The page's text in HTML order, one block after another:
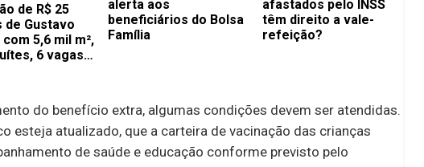
de R$ 25
de Gustavo
5,6 mil m²,
6 vagas
alerta aos
beneficiários do Bolsa
Família
afastados pelo INSS
têm direito a vale-
refeição?
do benefício extra, algumas condições devem ser atendidas.
esteja atualizado, que a carteira de vacinação das crianças
de saúde e educação conforme previsto pelo